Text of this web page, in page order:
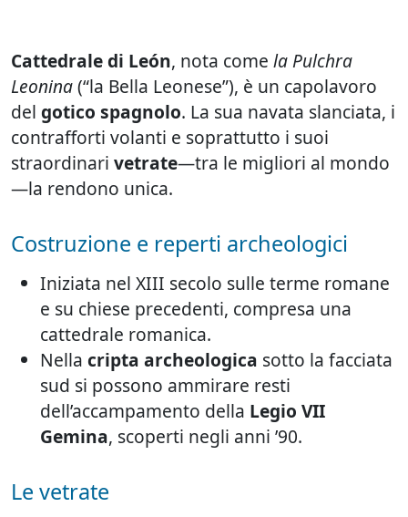
Cattedrale di León, nota come la Pulchra
Leonina(“la Bella Leonese”), è un capolavoro
del gotico spagnolo. La sua navata slanciata, i
contrafforti volanti e soprattutto i suoi
straordinari vetrate—tra le migliori al mondo
—la rendono unica.
Costruzione e reperti archeologici
Iniziata nel XIII secolo sulle terme romane
e su chiese precedenti, compresa una
cattedrale romanica.
Nella cripta archeologica sotto la facciata
sud si possono ammirare resti
dell’accampamento della Legio VII
Gemina, scoperti negli anni ’90.
Le vetrate